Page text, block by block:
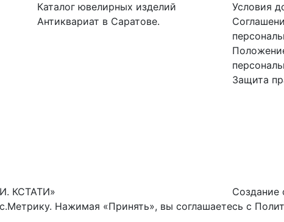
Каталог ювелирных изделий
Антиквариат в Саратове.
Условия
Защита
КСТАТИ» Создание
Нажимая «Принять», вы соглашаетесь с